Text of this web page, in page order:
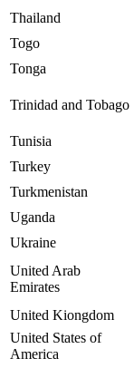
Thailand
Togo
Tonga
Trinidad and Tobago
Tunisia
Turkey
Turkmenistan
Uganda
Ukraine
United Arab
Emirates
United Kiongdom
United States of
America